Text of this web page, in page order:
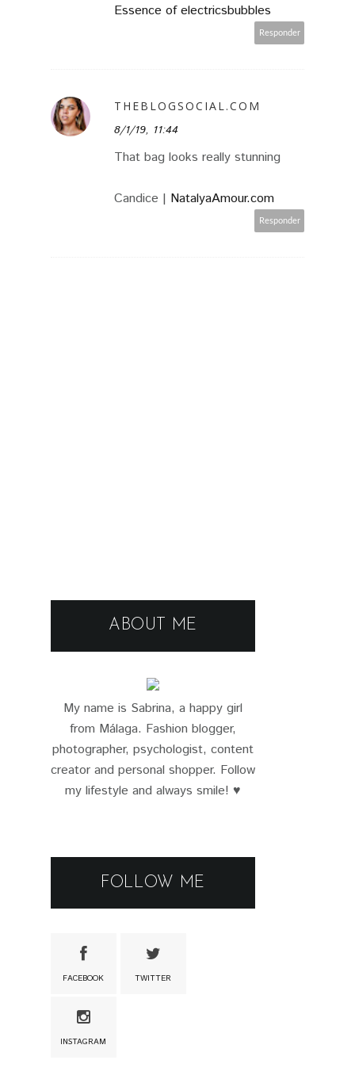
Essence of electricsbubbles
Responder
THEBLOGSOCIAL.COM
8/1/19, 11:44
That bag looks really stunning
Candice | NatalyaAmour.com
Responder
ABOUT ME
My name is Sabrina, a happy girl
from Málaga. Fashion blogger,
photographer, psychologist, content
creator and personal shopper. Follow
my lifestyle and always smile! ♥
FOLLOW ME
FACEBOOK TWITTER
INSTAGRAM